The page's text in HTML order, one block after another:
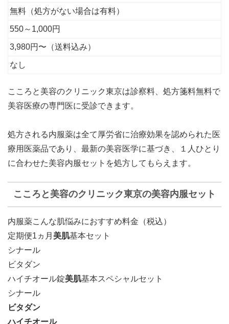
無料（処方がない場合は有料）
550～1,000円
3,980円〜（送料込み）
なし
こころと美容のクリニック東京は診察料、処方箋料無料で
美容医療の専門医に受診できます。
処方される内服薬は全て厚労省に治療効果を認められた医
療用医薬品であり、最新の美容医学に基づき、１人ひとり
に合わせた美容内服セットを処方してもらえます。
こころと美容のクリニック東京の美容内服セット
内服薬こんな肌悩みにおすすめ料金（税込）
定期便1ヵ月 美肌基本セット
シナール
ビタダン
ハイチオール錠美肌基本スペシャルセット
シナール
ビタダン
ハイチオール